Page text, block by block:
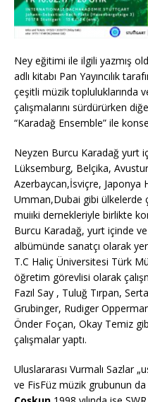
Ney eğitimi ile ilgili yazmış
adlı kitabı Pan Yayıncılık
çeşitli müzik topluluklarında
çalışmalarını sürdürürken
“Karadağ Ensemble” ile
Neyzen Burcu Karadağ yurt
Lüksemburg, Belçika,
Azerbaycan,İsviçre, Japonya
Umman,Dubai gibi ülkelerde
muiıki dernekleriyle birlikte
Burcu Karadağ, yurt içinde
albümünde sanatçı olarak yer
T.C Haliç Üniversitesi Türk
öğretim görevlisi olarak
Fazıl Say , Tuluğ Tırpan,
Grubinger, Rudiger
Önder Foçan, Okay Temiz
çalışmalar yaptı.
Uluslararası Vurmalı Sazlar
ve FisFüz müzik grubunun